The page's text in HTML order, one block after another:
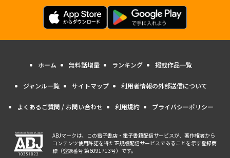
ホーム 無料話増量 ランキング 掲載作品一覧
ジャンル一覧 サイトマップ 利用者情報の外部送信について
よくあるご質問 / お問い合わせ 利用規約 プライバシーポリシー
ABJマークは、この電子書店・電子書籍配信サービスが、著作権者から
コンテンツ使用許諾を得た正規版配信サービスであることを示す登録商
標（登録番号 第6091713号）です。